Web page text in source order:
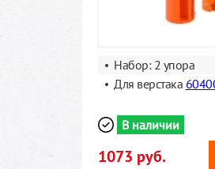
Набор: 2 упора
Для верстака
В наличии
1073 руб.